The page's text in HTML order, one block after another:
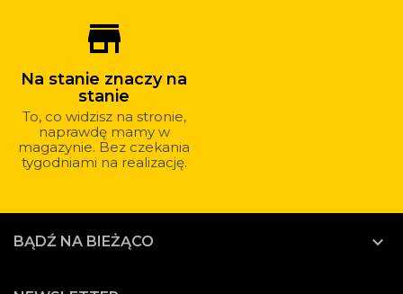
store_mall_directory
Na stanie znaczy na
stanie
To, co widzisz na stronie,
naprawdę mamy w
magazynie. Bez czekania
tygodniami na realizację.
BĄDŹ NA BIEŻĄCO 